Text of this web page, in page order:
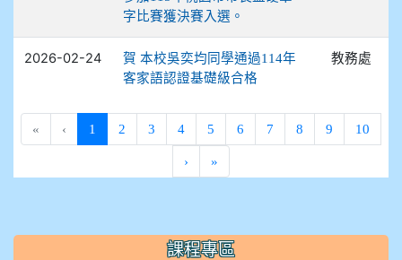
字比賽獲決賽入選。
2026-02-24
賀 本校吳奕均同學通過114年
客家語認證基礎級合格
教務處
« ‹ 1 (current)
2 3 4 5 6 7 8 9 10
› »
::: 課程專區